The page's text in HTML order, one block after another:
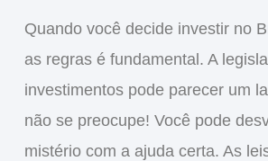
Quando você decide investir no
as regrasé fundamental. A
investimentos pode parecer um
não se preocupe! Você pode
mistério com a ajuda certa. As